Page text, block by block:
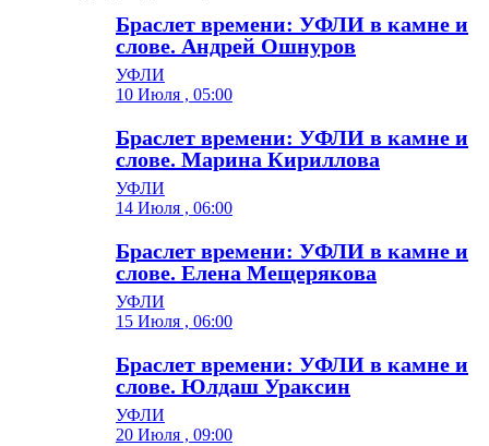
Браслет времени: УФЛИ в камне и
слове. Андрей Ошнуров
УФЛИ
10 Июля , 05:00
Браслет времени: УФЛИ в камне и
слове. Марина Кириллова
УФЛИ
14 Июля , 06:00
Браслет времени: УФЛИ в камне и
слове. Елена Мещерякова
УФЛИ
15 Июля , 06:00
Браслет времени: УФЛИ в камне и
слове. Юлдаш Ураксин
УФЛИ
20 Июля , 09:00